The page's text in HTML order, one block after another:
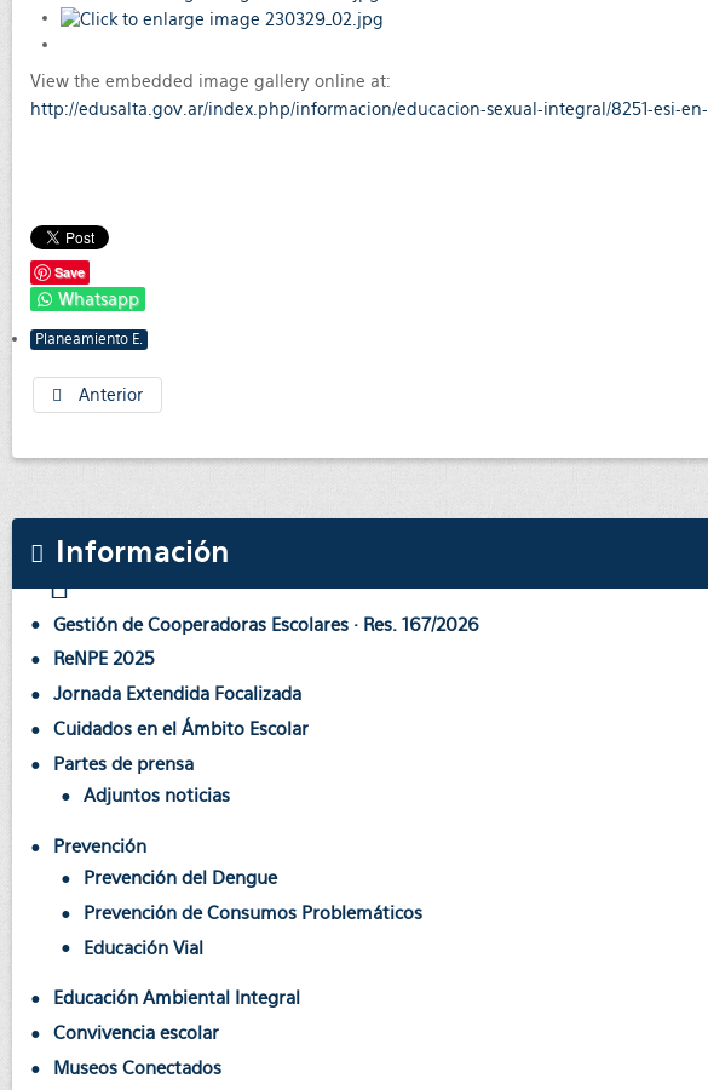
View the embedded image gallery online at:
http://edusalta.gov.ar/index.php/informacion/educacion-sexual-integral/8251-esi-
Save
Whatsapp
Planeamiento E.
Anterior
Información
Gestión de Cooperadoras Escolares · Res. 167/2026
ReNPE 2025
Jornada Extendida Focalizada
Cuidados en el Ámbito Escolar
Partes de prensa
Adjuntos noticias
Prevención
Prevención del Dengue
Prevención de Consumos Problemáticos
Educación Vial
Educación Ambiental Integral
Convivencia escolar
Museos Conectados